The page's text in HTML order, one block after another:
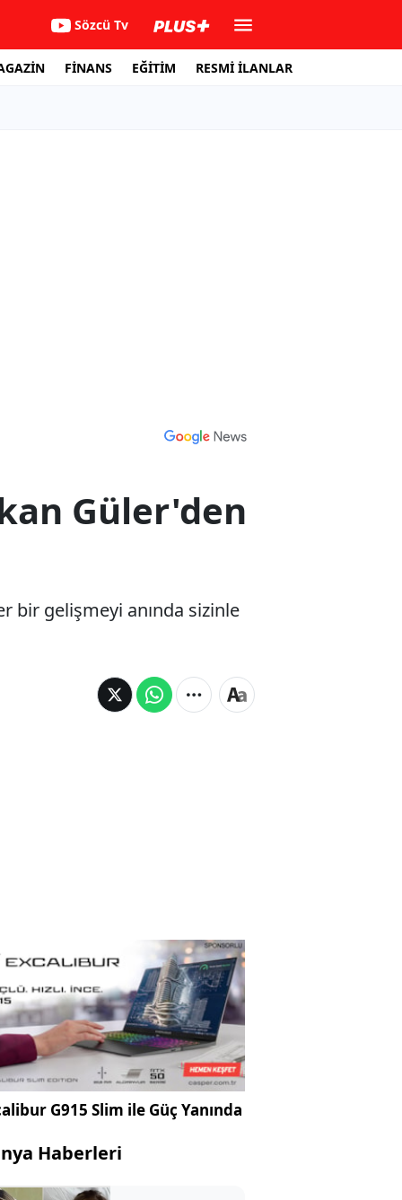
Sözcü Tv
FİNANS EĞİTİM RESMİ İLANLAR
Güler'den
bir gelişmeyi anında sizinle
G915 Slim ile Güç Yanında
Haberleri